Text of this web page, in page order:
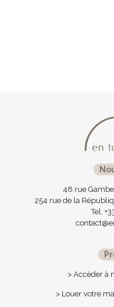
48 rue
254 rue de la
Tel.
> Accéder à
> Louer votre